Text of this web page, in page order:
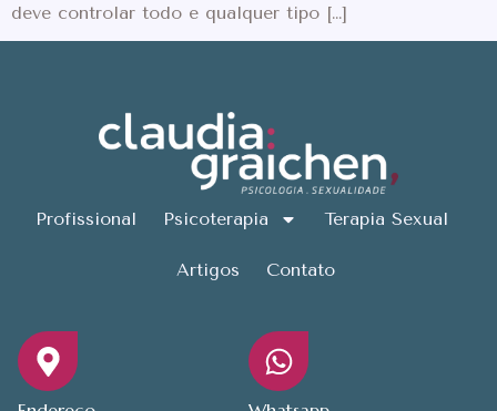
deve controlar todo e qualquer tipo […]
Profissional Psicoterapia Terapia Sexual
Artigos Contato